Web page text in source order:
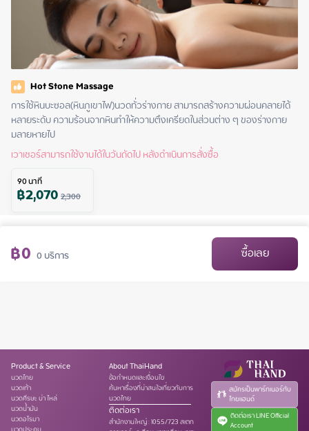
Hot Stone Massage
การใช้หินบะซอล(หินภูเขาไฟ)นวดทั่วร่างกาย สามารถสร้างความผ่อนคลายได้
หลายระดับ ความร้อนจากหินทำให้ความตึงเครียดในส่วนต่าง ๆ ของร่างกาย
มลายหายไป
เวาเชอร์สามารถใช้งานได้ในวันถัดไป หลังดำเนินการสั่งซื้อ
90นาที
฿2,0702,300
฿0 0บริการ ซื้อเลย
Product & Service
นวดไทย
นวดเท้า
นวดศีรษะ บ่า ไหล่
นวดน้ำมัน
นวดอโรมา
About ThaiHand
ข้อกำหนดและเงื่อนไข
ค้นหาเรื่องที่น่าสนใจเกี่ยวกับการ
นวดไทย
ติดต่อเรา
สำนักงานใหญ่:1055/723 สเตท
สมัครเป็นพาร์ทเนอร์กับ
ไทยแฮนด์
ติดต่อเรา LINE Official
Account